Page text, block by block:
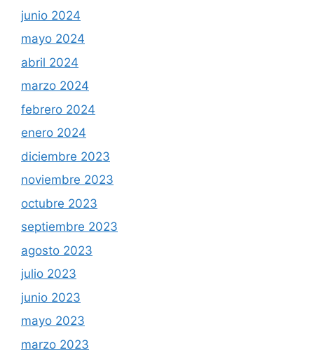
junio 2024
mayo 2024
abril 2024
marzo 2024
febrero 2024
enero 2024
diciembre 2023
noviembre 2023
octubre 2023
septiembre 2023
agosto 2023
julio 2023
junio 2023
mayo 2023
marzo 2023